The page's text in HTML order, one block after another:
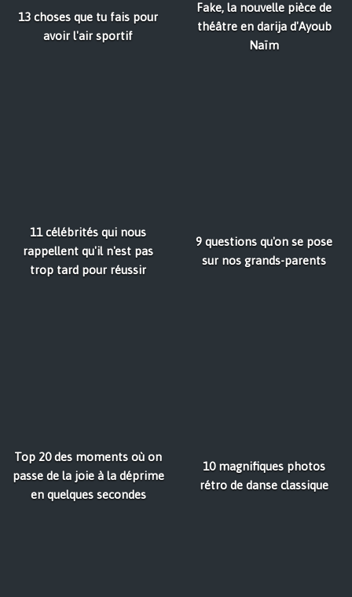
13 choses que tu fais pour
avoir l'air sportif
Fake, la nouvelle pièce de
théâtre en darija d'Ayoub
Naïm
11 célébrités qui nous
rappellent qu'il n'est pas
trop tard pour réussir
9 questions qu'on se pose
sur nos grands-parents
Top 20 des moments où on
passe de la joie à la déprime
en quelques secondes
10 magnifiques photos
rétro de danse classique